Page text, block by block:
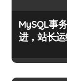
MySQL事
进，站长